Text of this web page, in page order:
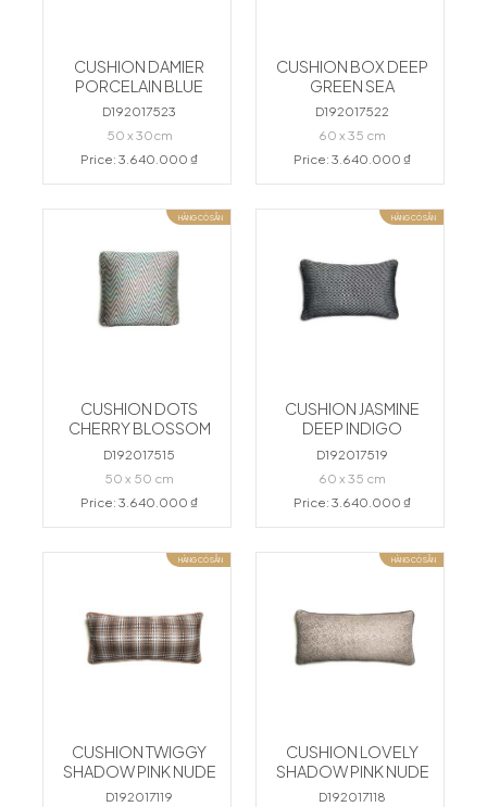
CUSHION DAMIER
PORCELAIN BLUE
D192017523
50 x 30cm
Price: 3.640.000 ₫
CUSHION BOX DEEP
GREEN SEA
D192017522
60 x 35 cm
Price: 3.640.000 ₫
HÀNG CÓ SẴN
CUSHION DOTS
CHERRY BLOSSOM
D192017515
50 x 50 cm
Price: 3.640.000 ₫
HÀNG CÓ SẴN
CUSHION JASMINE
DEEP INDIGO
D192017519
60 x 35 cm
Price: 3.640.000 ₫
HÀNG CÓ SẴN
CUSHION TWIGGY
SHADOW PINK NUDE
D192017119
HÀNG CÓ SẴN
CUSHION LOVELY
SHADOW PINK NUDE
D192017118